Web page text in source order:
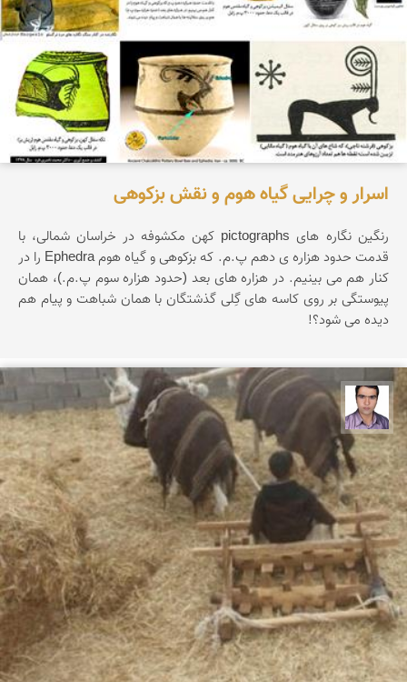
اسرار و چرایی گیاه هوم و نقش بزکوهی
رنگین نگاره های pictographs کهن مکشوفه در خراسان شمالی، با
قدمت حدود هزاره ی دهم پ.م. که بزکوهی و گیاه هوم Ephedra را در
کنار هم می بینیم. در هزاره های بعد (حدود هزاره سوم پ.م.)، همان
پیوستگی بر روی کاسه های گِلی گذشتگان با همان شباهت و پیام هم
دیده می شود؟!
حسن صفری